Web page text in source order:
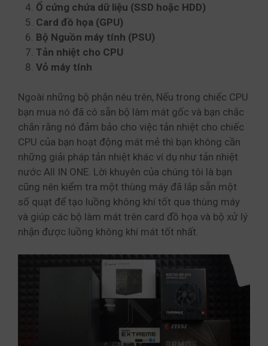
Ổ cứng chứa dữ liệu (SSD hoặc HDD)
Card đồ họa (GPU)
Bộ Nguồn máy tính (PSU)
Tản nhiệt cho CPU
Vỏ máy tính
Ngoài những bộ phận nêu trên, Nếu trong chiếc CPU
bạn mua nó đã có sẵn bộ làm mát gốc và bạn chắc
chắn rằng nó đảm bảo cho việc tản nhiệt cho chiếc
CPU của bạn hoạt động mát mẻ thì bạn không cần
những giải pháp tản nhiệt khác ví dụ như tản nhiệt
nước All IN ONE. Lời khuyên của chúng tôi là bạn
cũng nên kiểm tra một thùng máy đã lắp sẵn một
số quạt để tạo luồng không khí tốt qua thùng máy
và giúp các bộ làm mát trên card đồ họa và bộ xử lý
nhận được luồng không khí mát tốt nhất.